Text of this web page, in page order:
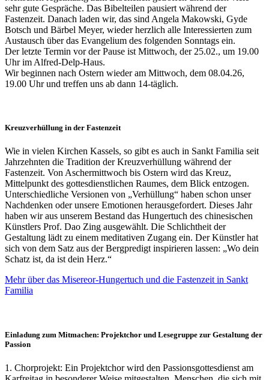
sehr gute Gespräche. Das Bibelteilen pausiert während der
Fastenzeit. Danach laden wir, das sind Angela Makowski, Gyde
Botsch und Bärbel Meyer, wieder herzlich alle Interessierten zum
Austausch über das Evangelium des folgenden Sonntags ein.
Der letzte Termin vor der Pause ist Mittwoch, der 25.02., um 19.00
Uhr im Alfred-Delp-Haus.
Wir beginnen nach Ostern wieder am Mittwoch, dem 08.04.26,
19.00 Uhr und treffen uns ab dann 14-täglich.
Kreuzverhüllung in der Fastenzeit
Wie in vielen Kirchen Kassels, so gibt es auch in Sankt Familia seit
Jahrzehnten die Tradition der Kreuzverhüllung während der
Fastenzeit. Von Aschermittwoch bis Ostern wird das Kreuz,
Mittelpunkt des gottesdienstlichen Raumes, dem Blick entzogen.
Unterschiedliche Versionen von „Verhüllung“ haben schon unser
Nachdenken oder unsere Emotionen herausgefordert. Dieses Jahr
haben wir aus unserem Bestand das Hungertuch des chinesischen
Künstlers Prof. Dao Zing ausgewählt. Die Schlichtheit der
Gestaltung lädt zu einem meditativen Zugang ein. Der Künstler hat
sich von dem Satz aus der Bergpredigt inspirieren lassen: „Wo dein
Schatz ist, da ist dein Herz.“
Mehr über das Misereor-Hungertuch und die Fastenzeit in Sankt
Familia
Einladung zum Mitmachen: Projektchor und Lesegruppe zur Gestaltung der
Passion
1. Chorprojekt: Ein Projektchor wird den Passionsgottesdienst am